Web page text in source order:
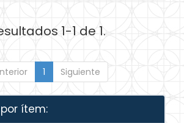
1-1 de 1.
1 Siguiente
ítem: